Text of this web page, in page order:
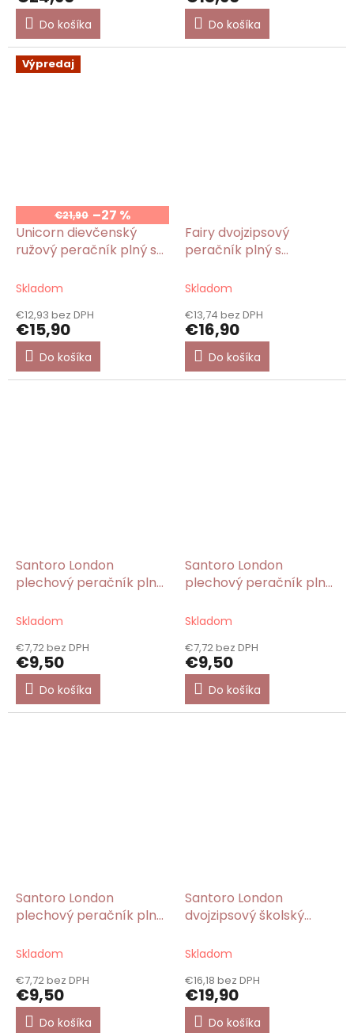
Do košíka Do košíka
Výpredaj
€21,90 –27 %
Unicorn dievčenský
ružový peračník plný s
Skladom
€12,93 bez DPH
€15,90
Do košíka
Fairy dvojzipsový
peračník plný s
Skladom
€13,74 bez DPH
€16,90
Do košíka
Santoro London
plechový peračník plný
Skladom
€7,72 bez DPH
€9,50
Do košíka
Santoro London
plechový peračník plný
Skladom
€7,72 bez DPH
€9,50
Do košíka
Santoro London
plechový peračník plný
Skladom
€7,72 bez DPH
€9,50
Do košíka
Santoro London
dvojzipsový školský
Plum/Gorjuss
Skladom
€16,18 bez DPH
€19,90
Do košíka